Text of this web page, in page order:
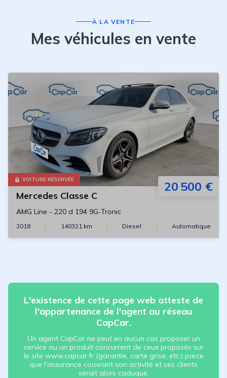
À LA VENTE
Mes véhicules en vente
VOITURE RÉSERVÉE 20 500 €
Mercedes Classe C
AMG Line - 220 d 194 9G-Tronic
2018 140321km Diesel Automatique
L'existence de cette page web atteste de
l'appartenance de l'agent au réseau
CapCar.
Un agent CapCar ne peut en aucun cas proposer un
service ou un produit concurrent de ceux proposés sur
le site www.capcar.fr (garantie, carte grise, etc.) parce
que l'assurance couvrant son activité et ses clients
serait alors caduque.